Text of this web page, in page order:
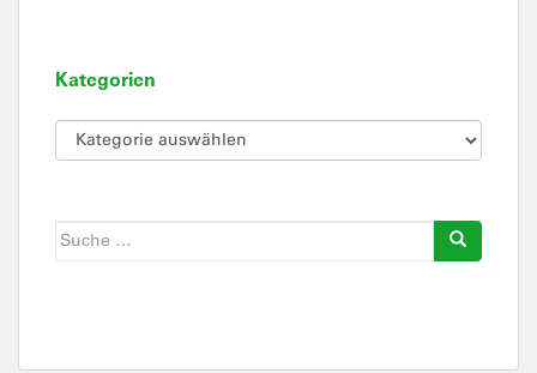
Kategorien
Kategorien
Suche